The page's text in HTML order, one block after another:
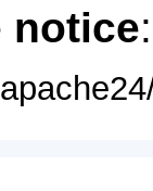
notice